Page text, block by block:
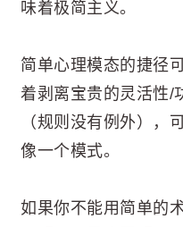
味着极简主义。
简单心理模态的捷径
着剥离宝贵的灵活性/
（规则没有例外），
像一个模式。
如果你不能用简单的